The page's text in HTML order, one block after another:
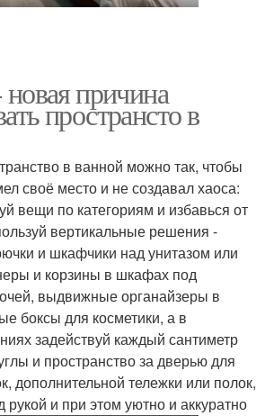
причина
пространсто в
в ванной можно так, чтобы
своё место и не создавал хаоса:
вещи по категориям и избавься от
вертикальные решения -
и шкафчики над унитазом или
и корзины в шкафах под
выдвижные органайзеры в
боксы для косметики, а в
задействуй каждый сантиметр
и пространство за дверью для
дополнительной тележки или полок,
и при этом уютно и аккуратно